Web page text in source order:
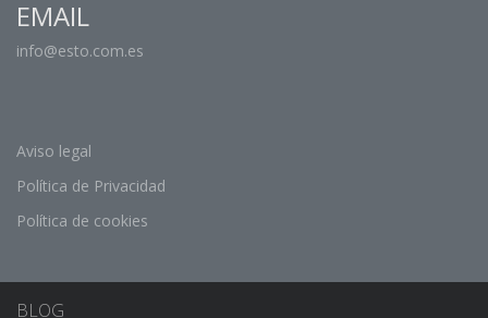
EMAIL
info@esto.com.es
Aviso legal
Política de Privacidad
Política de cookies
BLOG